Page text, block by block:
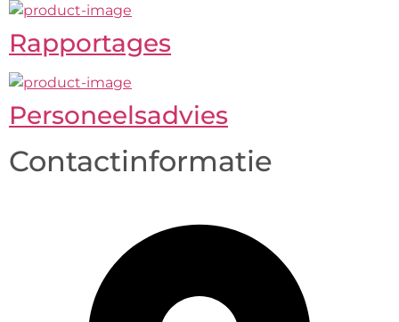
Rapportages
Personeelsadvies
Contactinformatie